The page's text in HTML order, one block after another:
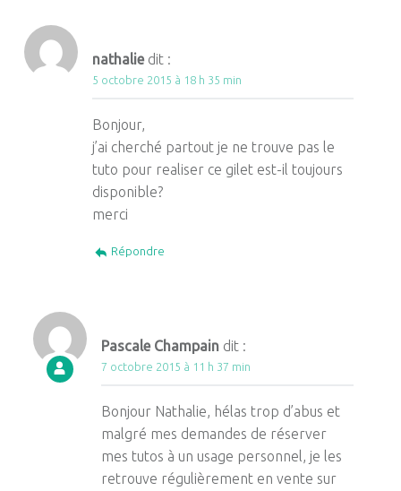
nathalie dit :
5 octobre 2015 à 18 h 35 min
Bonjour,
j’ai cherché partout je ne trouve pas le
tuto pour realiser ce gilet est-il toujours
disponible?
merci
Répondre
Pascale Champain dit :
7 octobre 2015 à 11 h 37 min
Bonjour Nathalie, hélas trop d’abus et
malgré mes demandes de réserver
mes tutos à un usage personnel, je les
retrouve régulièrement en vente sur